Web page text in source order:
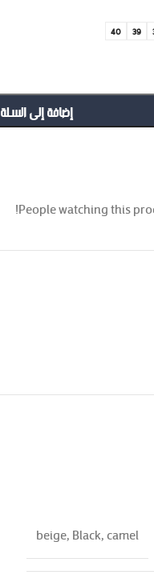
39
40
إضافة إلى السلة
People watching this
beige,Black,camel